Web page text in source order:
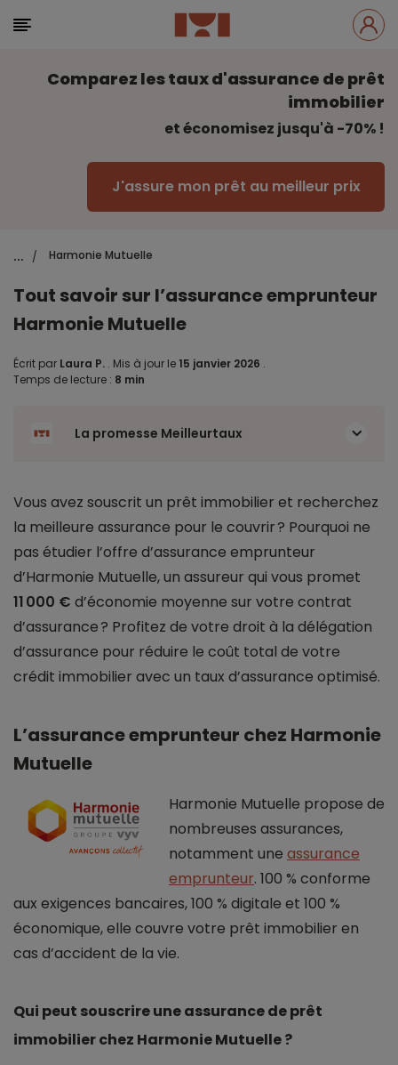
Comparez les taux d'assurance de prêt
immobilier
et économisez jusqu'à -70% !
J'assure mon prêt au meilleur prix
... / Harmonie Mutuelle
Tout savoir sur l’assurance emprunteur
Harmonie Mutuelle
Écrit par Laura P. . Mis à jour le 15 janvier 2026 .
Temps de lecture : 8 min
La promesse Meilleurtaux
Vous avez souscrit un prêt immobilier et recherchez
la meilleure assurance pour le couvrir ? Pourquoi ne
pas étudier l’offre d’assurance emprunteur
d’Harmonie Mutuelle, un assureur qui vous promet
11 000 € d’économie moyenne sur votre contrat
d’assurance ? Profitez de votre droit à la délégation
d’assurance pour réduire le coût total de votre
crédit immobilier avec un taux d’assurance optimisé.
L’assurance emprunteur chez Harmonie
Mutuelle
Harmonie Mutuelle propose de
nombreuses assurances,
notamment une assurance
emprunteur. 100 % conforme
aux exigences bancaires, 100 % digitale et 100 %
économique, elle couvre votre prêt immobilier en
cas d’accident de la vie.
Qui peut souscrire une assurance de prêt
immobilier chez Harmonie Mutuelle ?